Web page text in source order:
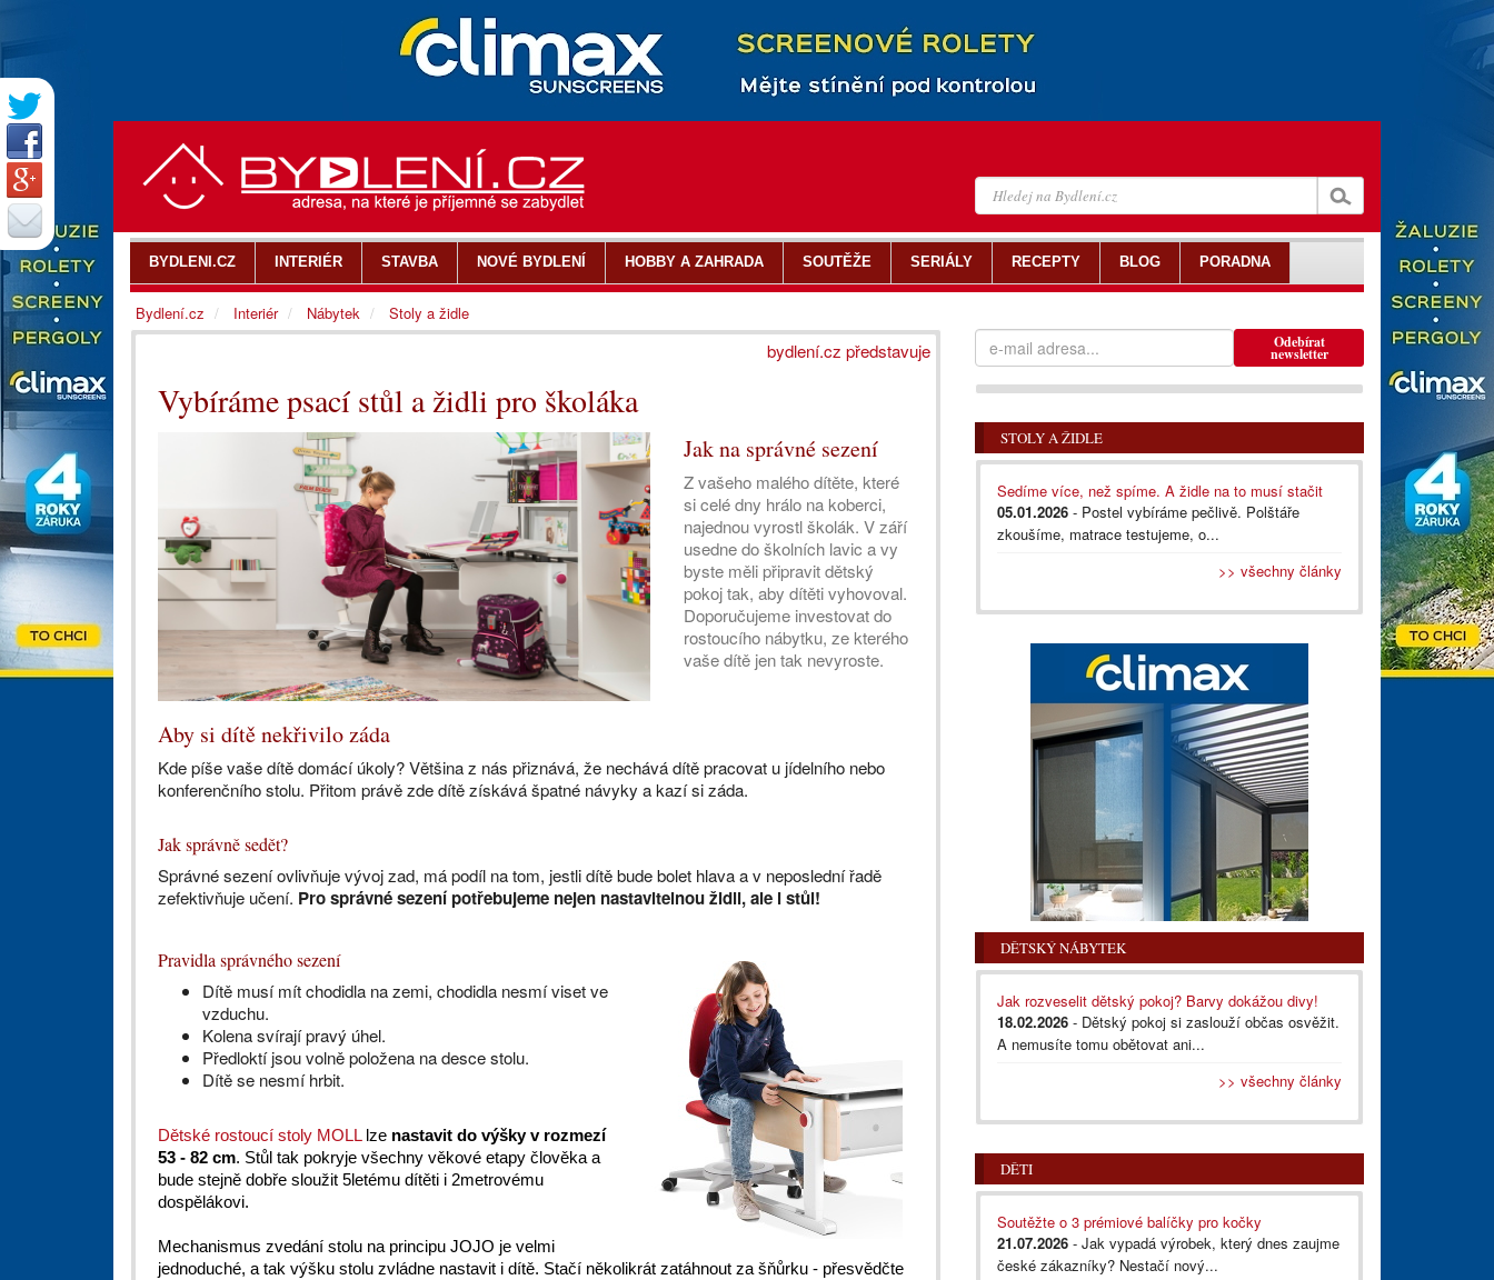
bydlení.cz představuje
Vybíráme psací stůl a židli pro školáka
Jak na správné sezení
Z vašeho malého dítěte, které
si celé dny hrálo na koberci,
najednou vyrostl školák. V září
usedne do školních lavic a vy
byste měli připravit dětský
pokoj tak, aby dítěti vyhovoval.
Doporučujeme investovat do
rostoucího nábytku, ze kterého
vaše dítě jen tak nevyroste.
Aby si dítě nekřivilo záda
Kde píše vaše dítě domácí úkoly? Většina z nás přiznává, že nechává dítě pracovat u jídelního nebo
konferenčního stolu. Přitom právě zde dítě získává špatné návyky a kazí si záda.
Jak správně sedět?
Správné sezení ovlivňuje vývoj zad, má podíl na tom, jestli dítě bude bolet hlava a v neposlední řadě
zefektivňuje učení. Pro správné sezení potřebujeme nejen nastavitelnou židli, ale i stůl!
Pravidla správného sezení
Dítě musí mít chodidla na zemi, chodidla nesmí viset ve
vzduchu.
Kolena svírají pravý úhel.
Předloktí jsou volně položena na desce stolu.
Dítě se nesmí hrbit.
Dětské rostoucí stoly MOLLlze nastavit do výšky v rozmezí
53 - 82 cm. Stůl tak pokryje všechny věkové etapy člověka a
bude stejně dobře sloužit 5letému dítěti i 2metrovému
dospělákovi.
Mechanismus zvedání stolu na principu JOJO je velmi
jednoduché, a tak výšku stolu zvládne nastavit i dítě. Stačí několikrát zatáhnout za šňůrku - přesvědčte
Odebírat
newsletter
STOLY A ŽIDLE
Sedíme více, než spíme. A židle na to musí stačit
05.01.2026 - Postel vybíráme pečlivě. Polštáře
zkoušíme, matrace testujeme, o...
>> všechny články
DĚTSKÝ NÁBYTEK
Jak rozveselit dětský pokoj? Barvy dokážou divy!
18.02.2026 - Dětský pokoj si zaslouží občas osvěžit.
A nemusíte tomu obětovat ani...
>> všechny články
DĚTI
Soutěžte o 3 prémiové balíčky pro kočky
21.07.2026 - Jak vypadá výrobek, který dnes zaujme
české zákazníky? Nestačí nový...
BYDLENI.CZ INTERIÉR STAVBA NOVÉ BYDLENÍ HOBBY A ZAHRADA SOUTĚŽE SERIÁLY RECEPTY BLOG PORADNA
Bydlení.cz Interiér Nábytek Stoly a židle